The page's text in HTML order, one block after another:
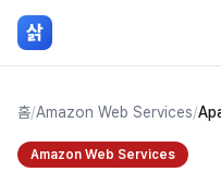
본문 바로가기
삵
홈/Amazon Web Services/
Amazon Web Services